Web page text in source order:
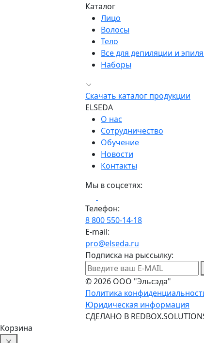
Каталог
Лицо
Волосы
Тело
Все для депиляции и
Наборы
Скачать каталог продукции
ELSEDA
О нас
Сотрудничество
Обучение
Новости
Контакты
Мы в соцсетях:
Телефон:
8 800 550-14-18
E-mail:
pro@elseda.ru
Подписка на рыссылку:
© 2026 ООО "Эльсэда"
Политика
Юридическая информация
CДЕЛАНО В
Корзина